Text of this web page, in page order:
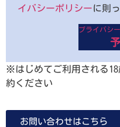
イバシーポリシーに則
プライバシ
※はじめてご利用される18
約ください
お問い合わせはこちら